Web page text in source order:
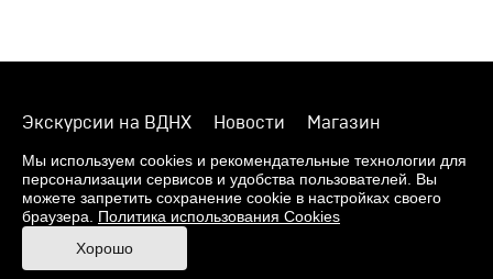
Экскурсии на ВДНХ Новости
Магазин
О музее
Фонды
Виртуальный музей
Издания
Пресс-центр
Контакты
Правила посещения Музея
Ответы на частые вопросы
Мы используем cookies и рекомендательные технологии для
персонализации сервисов и удобства пользователей. Вы
можете запретить сохранение cookie в настройках своего
браузера. Политика использования Cookies
Хорошо